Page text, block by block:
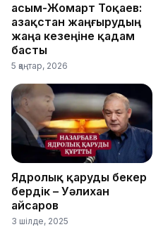
Қасым-Жомарт Тоқаев:
Қазақстан жаңғырудың
жаңа кезеңіне қадам
басты
5 қаңтар, 2026
Ядролық қаруды бекер
бердік – Уәлихан
Қайсаров
3 шілде, 2025